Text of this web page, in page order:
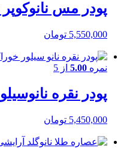
پودر مس
5,550,000 تومان
نمره 5.00 از 5
پودر نقره
5,450,000 تومان